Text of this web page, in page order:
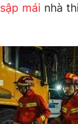
sập mái nhà